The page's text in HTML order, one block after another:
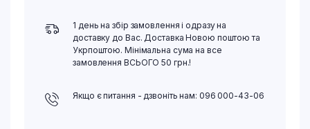
1 день на збір замовлення і одразу на
доставку до Вас. Доставка Новою поштою та
Укрпоштою. Мінімальна сума на все
замовлення ВСЬОГО 50 грн.!
Якщо є питання - дзвоніть нам: 096 000-43-06